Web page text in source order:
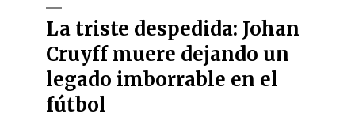
La triste despedida: Johan
Cruyff muere dejando un
legado imborrable en el
fútbol